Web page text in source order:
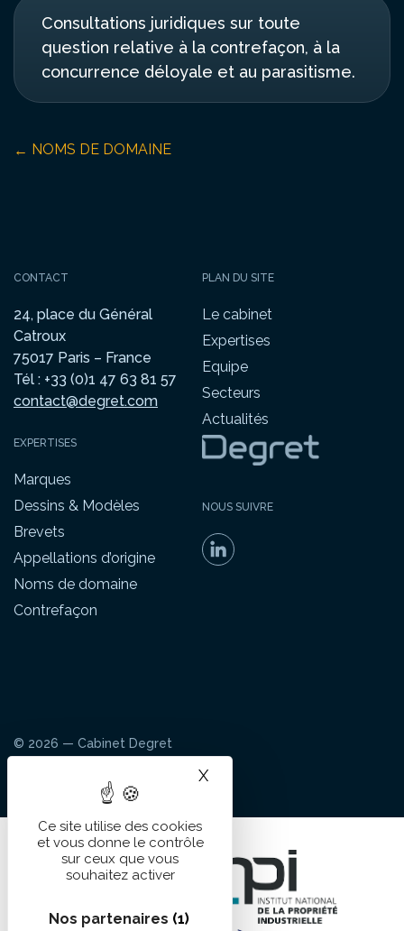
Ce site utilise des cookies
et vous donne le contrôle
sur ceux que vous
souhaitez activer
Nos partenaires (1)
X
Consultations juridiques sur toute
question relative à la contrefaçon, à la
concurrence déloyale et au parasitisme.
← NOMS DE DOMAINE
CONTACT
24, place du Général
Catroux
75017 Paris – France
Tél : +33 (0)1 47 63 81 57
contact@degret.com
PLAN DU SITE
Le cabinet
Expertises
Equipe
Secteurs
Actualités
EXPERTISES
Marques
Dessins & Modèles
Brevets
Appellations d’origine
Noms de domaine
Contrefaçon
NOUS SUIVRE
© 2026 — Cabinet Degret